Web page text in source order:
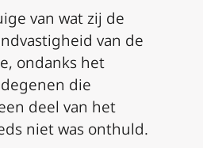
van wat zij de
van de
ondanks het
die
deel van het
niet was onthuld.